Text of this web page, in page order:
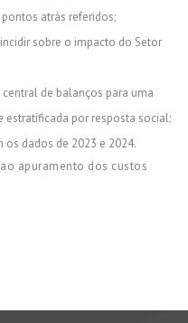
atrás referidos;
sobre o impacto do Setor
de balanços para uma
por resposta social;
dados de 2023 e 2024.
apuramento dos custos